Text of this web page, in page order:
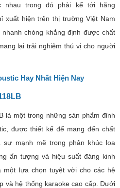
nhau trong đó phải kể tới hãng
xuất hiện trên thị trường Việt Nam
chóng khẳng định được chất
lại trải nghiệm thú vị cho người
Hay Nhất Hiện Nay
là một trong những sản phẩm đỉnh
được thiết kế để mang đến chất
mạnh mẽ trong phân khúc loa
ấn tượng và hiệu suất đáng kinh
một lựa chọn tuyệt vời cho các hệ
và hệ thống karaoke cao cấp. Dưới